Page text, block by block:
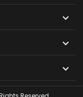


